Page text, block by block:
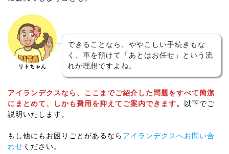
リトちゃん
できることなら、ややこしい手続きもな
く、車を預けて「あとはお任せ」という流
れが理想ですよね。
アイランデクスなら、ここまでご紹介した問題をすべて簡潔
にまとめて、しかも費用を抑えてご案内できます。
以下でご
説明いたします。
もし他にもお困りごとがあるなら アイランデクスへお問い合
わせ ください。